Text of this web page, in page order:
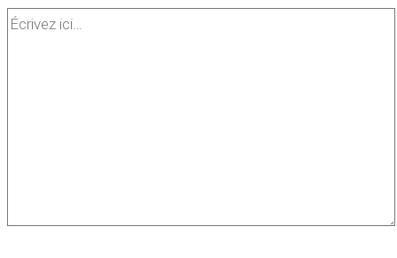
Écrivez